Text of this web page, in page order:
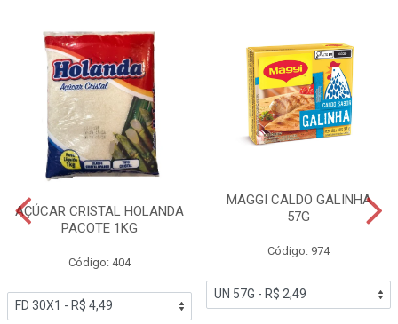
AÇÚCAR CRISTAL HOLANDA
PACOTE 1KG
Código: 404
MAGGI CALDO GALINHA
57G
Código: 974